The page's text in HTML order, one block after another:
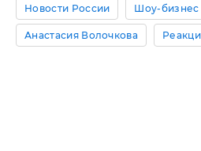
Новости России Шоу-бизнес
Анастасия Волочкова